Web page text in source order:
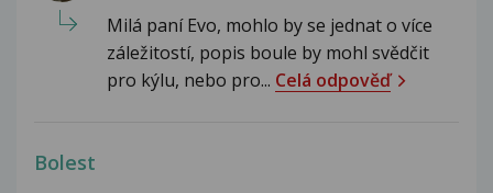
Milá paní Evo, mohlo by se jednat o více
záležitostí, popis boule by mohl svědčit
pro kýlu, nebo pro... Celá odpověď
Bolest